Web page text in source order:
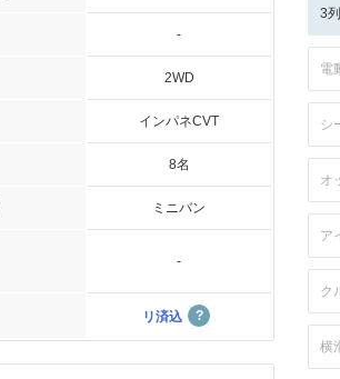
-
2WD
インパネCVT
8名
ミニバン
-
リ済込
3
電
シ
オ
ア
ク
横